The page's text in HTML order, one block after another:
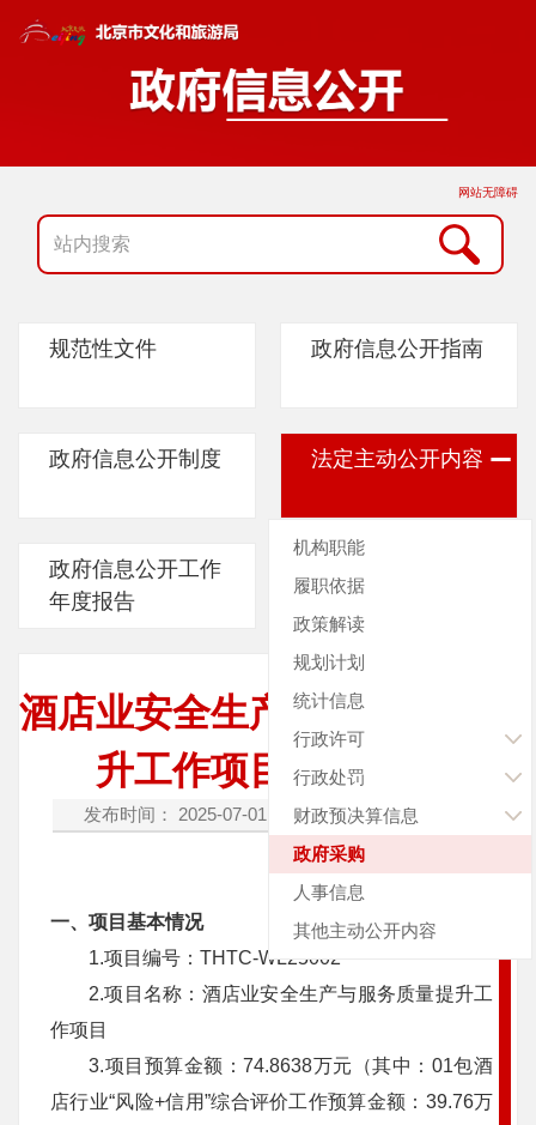
网站无障碍
规范性文件 政府信息公开指南
政府信息公开制度 法定主动公开内容
机构职能
履职依据
政策解读
规划计划
统计信息
行政许可
行政处罚
财政预决算信息
政府采购
人事信息
其他主动公开内容
政府信息公开工作
年度报告
酒店业安全生产与服务质量提
升工作项目遴选公告
发布时间： 2025-07-01 字体：[放大 缩小
一、项目基本情况
1.项目编号：THTC-WL25002
2.项目名称：酒店业安全生产与服务质量提升工
作项目
3.项目预算金额：74.8638万元（其中：01包酒
店行业“风险+信用”综合评价工作预算金额：39.76万